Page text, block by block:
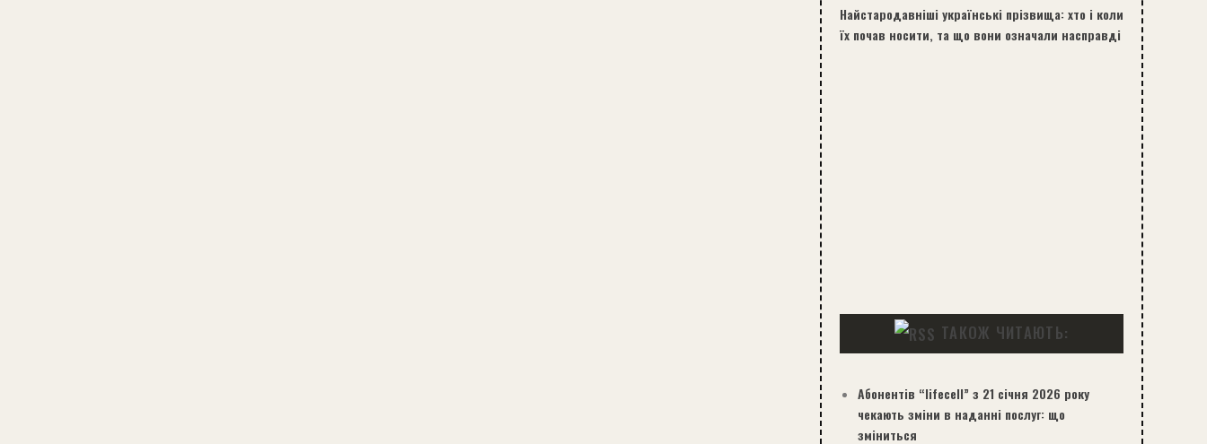
Найстародавніші українські прізвища: хто і коли
їх почав носити, та що вони означали насправді
ТАКОЖ ЧИТАЮТЬ:
Абонентів “lifecell” з 21 січня 2026 року
чекають зміни в наданні послуг: що
зміниться